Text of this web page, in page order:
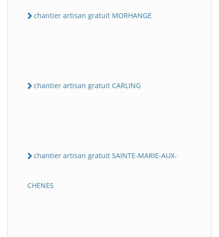
chantier artisan gratuit MORHANGE
chantier artisan gratuit CARLING
chantier artisan gratuit SAINTE-MARIE-AUX-
CHENES